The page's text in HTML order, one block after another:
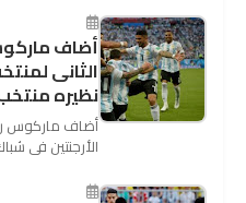
المقبل وخلافة
أضاف
الثانى
نظيره منتخب
أضاف ماركوس
"كريستوفسك...